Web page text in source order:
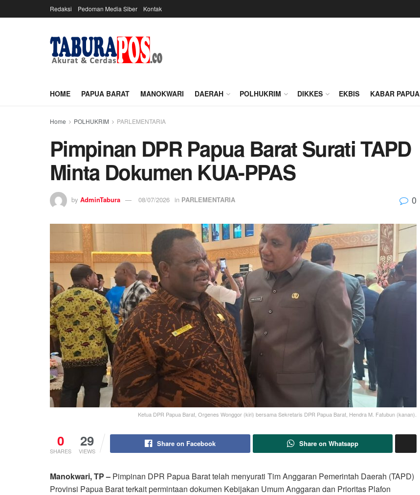
Redaksi Pedoman Media Siber Kontak
HOME PAPUA BARAT MANOKWARI DAERAH POLHUKRIM DIKKES EKBIS KABAR PAPUA
Home POLHUKRIM PARLEMENTARIA
Pimpinan DPR Papua Barat Surati TAPD
Minta Dokumen KUA-PPAS
by AdminTabura 08/07/2026 in PARLEMENTARIA 0
Ketua DPR Papua Barat, Orgenes Wonggor (kiri) bersama Sekretaris DPR Papua Barat, Hendra M. Fatubun (kanan).
0
SHARES
29
VIEWS
Share on Facebook Share on Whatsapp
Manokwari, TP – Pimpinan DPR Papua Barat telah menyurati Tim Anggaran Pemerintah Daerah (TAPD)
Provinsi Papua Barat terkait permintaan dokumen Kebijakan Umum Anggaran dan Prioritas Plafon